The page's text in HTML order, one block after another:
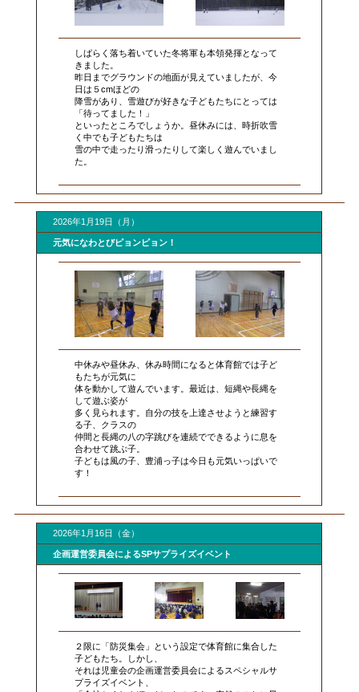
しばらく落ち着いていた冬将軍も本領発揮となって
きました。
昨日までグラウンドの地面が見えていましたが、今
日は５cmほどの
降雪があり、雪遊びが好きな子どもたちにとっては
「待ってました！」
といったところでしょうか。昼休みには、時折吹雪
く中でも子どもたちは
雪の中で走ったり滑ったりして楽しく遊んでいまし
た。
2026年1月19日（月）
元気になわとびピョンピョン！
中休みや昼休み、休み時間になると体育館では子ど
もたちが元気に
体を動かして遊んでいます。最近は、短縄や長縄を
して遊ぶ姿が
多く見られます。自分の技を上達させようと練習す
る子、クラスの
仲間と長縄の八の字跳びを連続でできるように息を
合わせて跳ぶ子。
子どもは風の子、豊浦っ子は今日も元気いっぱいで
す！
2026年1月16日（金）
企画運営委員会によるSPサプライズイベント
２限に「防災集会」という設定で体育館に集合した
子どもたち。しかし、
それは児童会の企画運営委員会によるスペシャルサ
プライズイベント、